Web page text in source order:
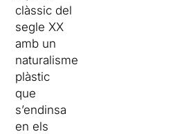
clàssic del
segle XX
amb un
naturalisme
plàstic
que
s’endinsa
en els